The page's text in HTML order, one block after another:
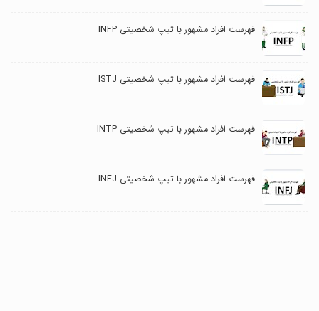
فهرست افراد مشهور با تیپ شخصیتی INFP
فهرست افراد مشهور با تیپ شخصیتی ISTJ
فهرست افراد مشهور با تیپ شخصیتی INTP
فهرست افراد مشهور با تیپ شخصیتی INFJ